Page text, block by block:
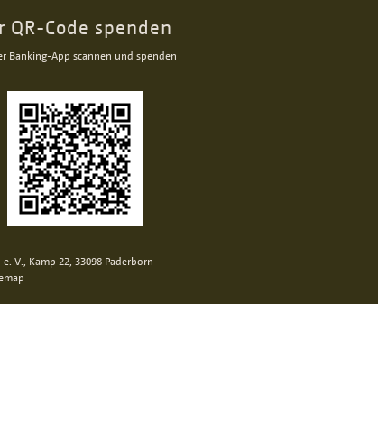
QR-Code spenden
Banking-App scannen und spenden
V., Kamp 22, 33098 Paderborn